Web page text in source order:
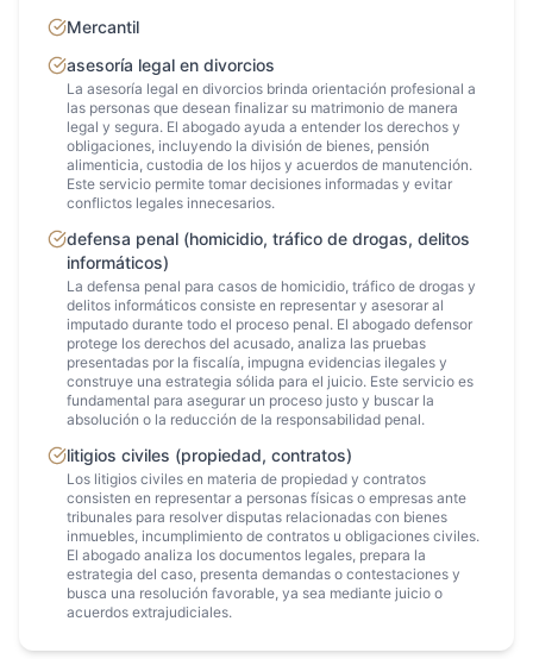
Mercantil
asesoría legal en divorcios
La asesoría legal en divorcios brinda orientación profesional a
las personas que desean finalizar su matrimonio de manera
legal y segura. El abogado ayuda a entender los derechos y
obligaciones, incluyendo la división de bienes, pensión
alimenticia, custodia de los hijos y acuerdos de manutención.
Este servicio permite tomar decisiones informadas y evitar
conflictos legales innecesarios.
defensa penal (homicidio, tráfico de drogas, delitos
informáticos)
La defensa penal para casos de homicidio, tráfico de drogas y
delitos informáticos consiste en representar y asesorar al
imputado durante todo el proceso penal. El abogado defensor
protege los derechos del acusado, analiza las pruebas
presentadas por la fiscalía, impugna evidencias ilegales y
construye una estrategia sólida para el juicio. Este servicio es
fundamental para asegurar un proceso justo y buscar la
absolución o la reducción de la responsabilidad penal.
litigios civiles (propiedad, contratos)
Los litigios civiles en materia de propiedad y contratos
consisten en representar a personas físicas o empresas ante
tribunales para resolver disputas relacionadas con bienes
inmuebles, incumplimiento de contratos u obligaciones civiles.
El abogado analiza los documentos legales, prepara la
estrategia del caso, presenta demandas o contestaciones y
busca una resolución favorable, ya sea mediante juicio o
acuerdos extrajudiciales.